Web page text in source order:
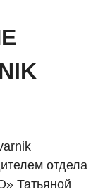
отдела
Татьяной